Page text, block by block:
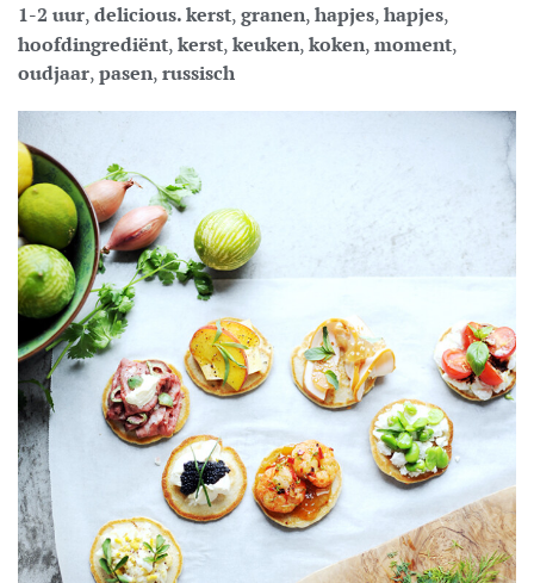
1-2 uur,delicious. kerst,granen,hapjes,hapjes,
hoofdingrediënt,kerst,keuken,koken,moment,
oudjaar,pasen,russisch